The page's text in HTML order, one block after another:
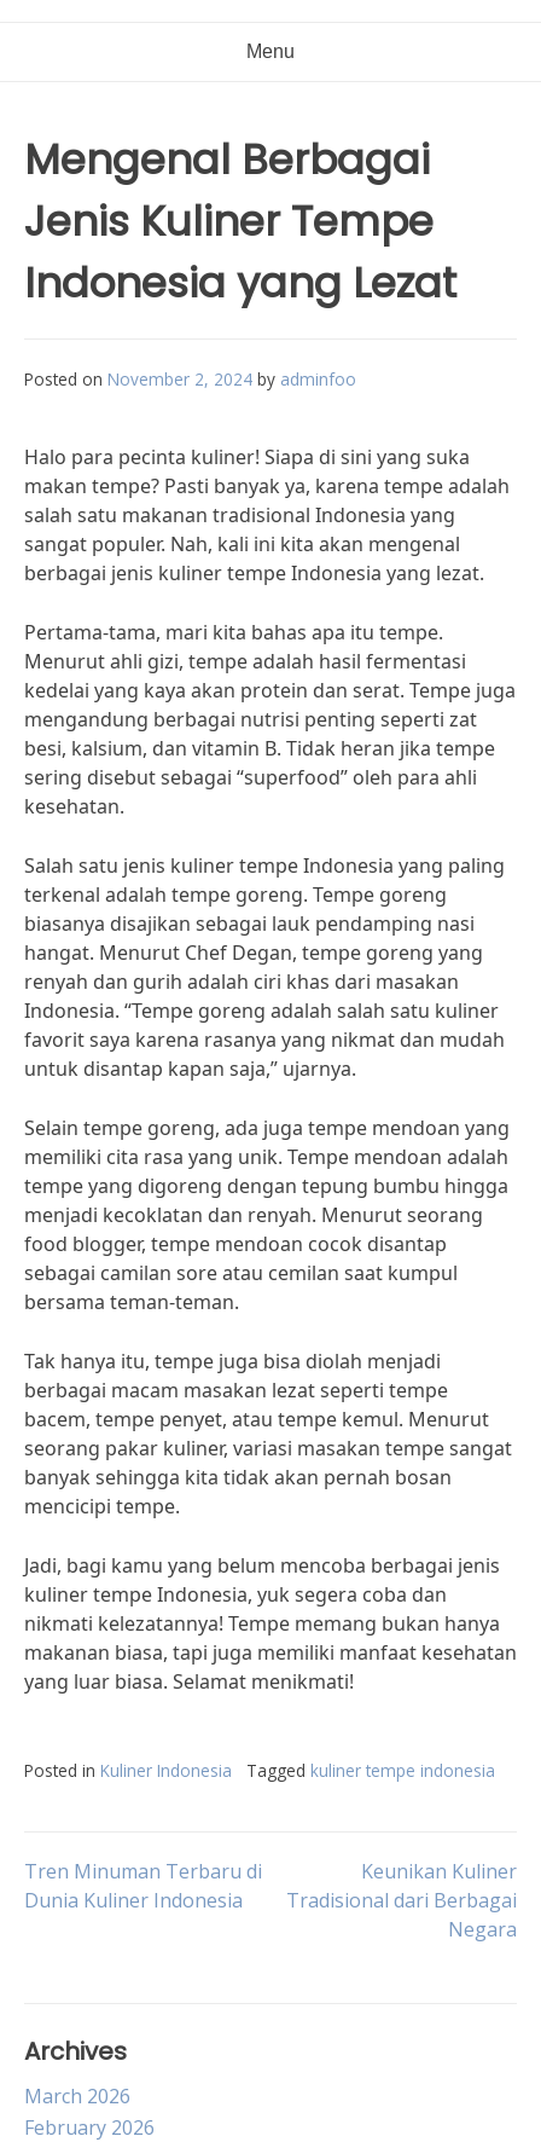
Menu
Mengenal Berbagai
Jenis Kuliner Tempe
Indonesia yang Lezat
Posted on November 2, 2024 by adminfoo
Halo para pecinta kuliner! Siapa di sini yang suka
makan tempe? Pasti banyak ya, karena tempe adalah
salah satu makanan tradisional Indonesia yang
sangat populer. Nah, kali ini kita akan mengenal
berbagai jenis kuliner tempe Indonesia yang lezat.
Pertama-tama, mari kita bahas apa itu tempe.
Menurut ahli gizi, tempe adalah hasil fermentasi
kedelai yang kaya akan protein dan serat. Tempe juga
mengandung berbagai nutrisi penting seperti zat
besi, kalsium, dan vitamin B. Tidak heran jika tempe
sering disebut sebagai “superfood” oleh para ahli
kesehatan.
Salah satu jenis kuliner tempe Indonesia yang paling
terkenal adalah tempe goreng. Tempe goreng
biasanya disajikan sebagai lauk pendamping nasi
hangat. Menurut Chef Degan, tempe goreng yang
renyah dan gurih adalah ciri khas dari masakan
Indonesia. “Tempe goreng adalah salah satu kuliner
favorit saya karena rasanya yang nikmat dan mudah
untuk disantap kapan saja,” ujarnya.
Selain tempe goreng, ada juga tempe mendoan yang
memiliki cita rasa yang unik. Tempe mendoan adalah
tempe yang digoreng dengan tepung bumbu hingga
menjadi kecoklatan dan renyah. Menurut seorang
food blogger, tempe mendoan cocok disantap
sebagai camilan sore atau cemilan saat kumpul
bersama teman-teman.
Tak hanya itu, tempe juga bisa diolah menjadi
berbagai macam masakan lezat seperti tempe
bacem, tempe penyet, atau tempe kemul. Menurut
seorang pakar kuliner, variasi masakan tempe sangat
banyak sehingga kita tidak akan pernah bosan
mencicipi tempe.
Jadi, bagi kamu yang belum mencoba berbagai jenis
kuliner tempe Indonesia, yuk segera coba dan
nikmati kelezatannya! Tempe memang bukan hanya
makanan biasa, tapi juga memiliki manfaat kesehatan
yang luar biasa. Selamat menikmati!
Posted in Kuliner Indonesia Tagged kuliner tempe indonesia
Post
Tren Minuman Terbaru di
Dunia Kuliner Indonesia
Keunikan Kuliner
Tradisional dari Berbagai
Negara
Archives
March 2026
February 2026